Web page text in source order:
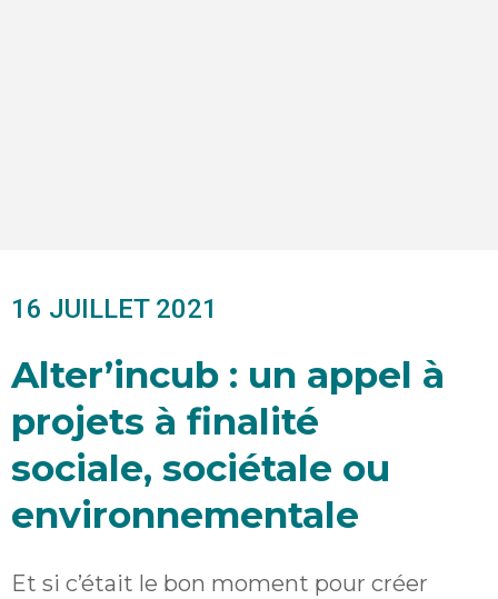
16 JUILLET 2021
Alter’incub : un appel à
projets à finalité
sociale, sociétale ou
environnementale
Et si c’était le bon moment pour créer